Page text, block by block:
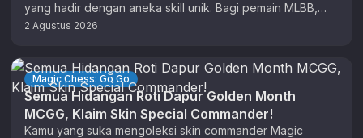
yang hadir dengan aneka skill unik. Bagi pemain MLBB,
anda sudah tidak …
2 Agustus 2026
Magic Chess: Go Go
Semua Hidangan Roti Dapur Golden Month
MCGG, Klaim Skin Special Commander!
Kamu yang suka mengoleksi skin commander Magic